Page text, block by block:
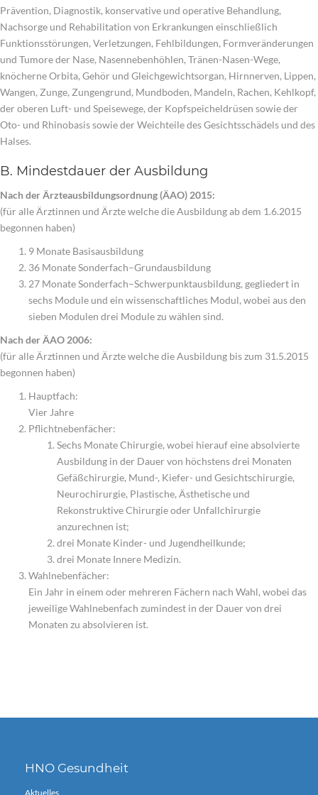
Prävention, Diagnostik, konservative und operative Behandlung,
Nachsorge und Rehabilitation von Erkrankungen einschließlich
Funktionsstörungen, Verletzungen, Fehlbildungen, Formveränderungen
und Tumore der Nase, Nasennebenhöhlen, Tränen-Nasen-Wege,
knöcherne Orbita, Gehör und Gleichgewichtsorgan, Hirnnerven, Lippen,
Wangen, Zunge, Zungengrund, Mundboden, Mandeln, Rachen, Kehlkopf,
der oberen Luft- und Speisewege, der Kopfspeicheldrüsen sowie der
Oto- und Rhinobasis sowie der Weichteile des Gesichtsschädels und des
Halses.
B. Mindestdauer der Ausbildung
Nach der Ärzteausbildungsordnung (ÄAO) 2015:
(für alle Ärztinnen und Ärzte welche die Ausbildung ab dem 1.6.2015
begonnen haben)
9 Monate Basisausbildung
36 Monate Sonderfach–Grundausbildung
27 Monate Sonderfach–Schwerpunktausbildung, gegliedert in
sechs Module und ein wissenschaftliches Modul, wobei aus den
sieben Modulen drei Module zu wählen sind.
Nach der ÄAO 2006:
(für alle Ärztinnen und Ärzte welche die Ausbildung bis zum 31.5.2015
begonnen haben)
Hauptfach:
Vier Jahre
Pflichtnebenfächer:
Sechs Monate Chirurgie, wobei hierauf eine absolvierte
Ausbildung in der Dauer von höchstens drei Monaten
Gefäßchirurgie, Mund-, Kiefer- und Gesichtschirurgie,
Neurochirurgie, Plastische, Ästhetische und
Rekonstruktive Chirurgie oder Unfallchirurgie
anzurechnen ist;
drei Monate Kinder- und Jugendheilkunde;
drei Monate Innere Medizin.
Wahlnebenfächer:
Ein Jahr in einem oder mehreren Fächern nach Wahl, wobei das
jeweilige Wahlnebenfach zumindest in der Dauer von drei
Monaten zu absolvieren ist.
HNO Gesundheit
Aktuelles